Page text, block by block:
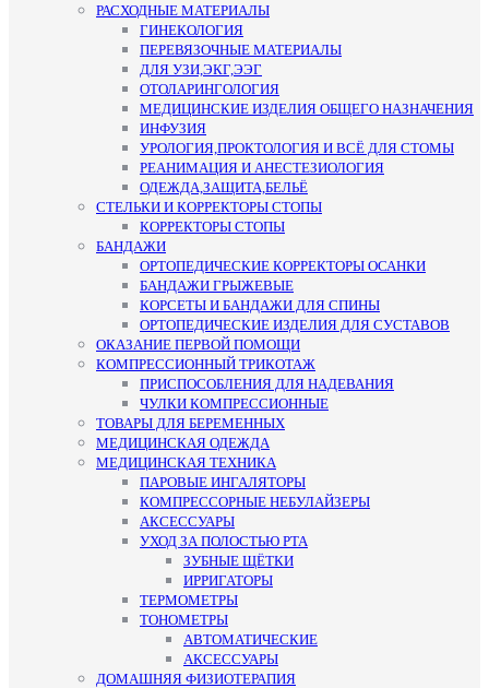
РАСХОДНЫЕ МАТЕРИАЛЫ
ГИНЕКОЛОГИЯ
ПЕРЕВЯЗОЧНЫЕ МАТЕРИАЛЫ
ДЛЯ УЗИ,ЭКГ,ЭЭГ
ОТОЛАРИНГОЛОГИЯ
МЕДИЦИНСКИЕ ИЗДЕЛИЯ ОБЩЕГО НАЗНАЧЕНИЯ
ИНФУЗИЯ
УРОЛОГИЯ,ПРОКТОЛОГИЯ И ВСЁ ДЛЯ СТОМЫ
РЕАНИМАЦИЯ И АНЕСТЕЗИОЛОГИЯ
ОДЕЖДА,ЗАЩИТА,БЕЛЬЁ
СТЕЛЬКИ И КОРРЕКТОРЫ СТОПЫ
КОРРЕКТОРЫ СТОПЫ
БАНДАЖИ
ОРТОПЕДИЧЕСКИЕ КОРРЕКТОРЫ ОСАНКИ
БАНДАЖИ ГРЫЖЕВЫЕ
КОРСЕТЫ И БАНДАЖИ ДЛЯ СПИНЫ
ОРТОПЕДИЧЕСКИЕ ИЗДЕЛИЯ ДЛЯ СУСТАВОВ
ОКАЗАНИЕ ПЕРВОЙ ПОМОЩИ
КОМПРЕССИОННЫЙ ТРИКОТАЖ
ПРИСПОСОБЛЕНИЯ ДЛЯ НАДЕВАНИЯ
ЧУЛКИ КОМПРЕССИОННЫЕ
ТОВАРЫ ДЛЯ БЕРЕМЕННЫХ
МЕДИЦИНСКАЯ ОДЕЖДА
МЕДИЦИНСКАЯ ТЕХНИКА
ПАРОВЫЕ ИНГАЛЯТОРЫ
КОМПРЕССОРНЫЕ НЕБУЛАЙЗЕРЫ
АКСЕССУАРЫ
УХОД ЗА ПОЛОСТЬЮ РТА
ЗУБНЫЕ ЩЁТКИ
ИРРИГАТОРЫ
ТЕРМОМЕТРЫ
ТОНОМЕТРЫ
АВТОМАТИЧЕСКИЕ
АКСЕССУАРЫ
ДОМАШНЯЯ ФИЗИОТЕРАПИЯ